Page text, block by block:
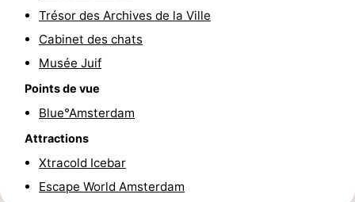
vélo
Randonnée
Divertissement
Vie
Nocturne
Aliments
Shopping
Marchés
Trésor des Archives de la Ville
Cabinet des chats
Musée Juif
Points de vue
Blue°Amsterdam
Attractions
Xtracold Icebar
Escape World Amsterdam